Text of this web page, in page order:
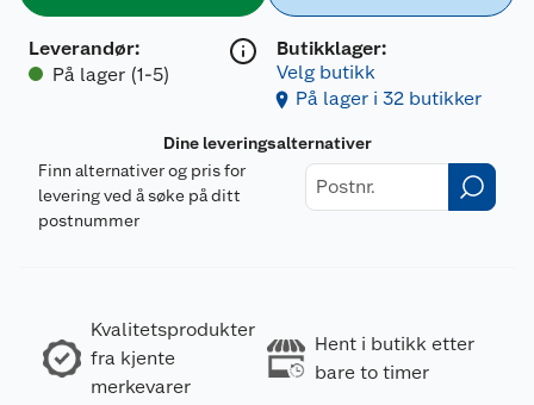
Leverandør:
På lager (1-5)
Butikklager:
Velg butikk
På lager i 32 butikker
Dine leveringsalternativer
Finn alternativer og pris for
levering ved å søke på ditt
postnummer
Kvalitetsprodukter
fra kjente
merkevarer
Hent i butikk etter
bare to timer